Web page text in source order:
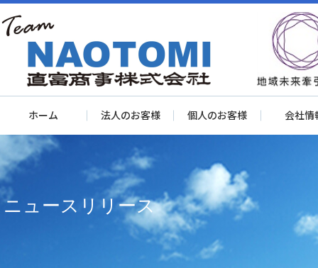
ホーム 法人のお客様 個人のお客様 会社情
ニュースリリース